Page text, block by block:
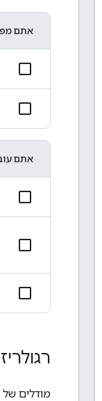
אתם
אתם
מודלים של